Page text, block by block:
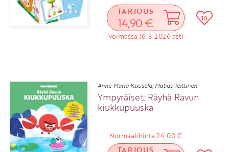
TARJOUS
14,90 €
Voimassa 16.8.2026 asti
10
Anne-Maria Kuusela; Matias Teittinen
Ympyräiset: Räyhä Ravun
kiukkupuuska
Normaalihinta 24,00 €